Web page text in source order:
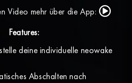
Video mehr über die App:
Features:
deine individuelle neowake
Abschalten nach